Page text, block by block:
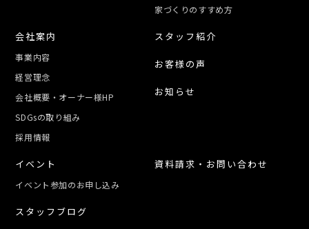
家づくりのすすめ方
会社案内
事業内容
経営理念
会社概要・オーナー様HP
SDGsの取り組み
採用情報
スタッフ紹介
お客様の声
お知らせ
イベント
イベント参加のお申し込み
スタッフブログ
資料請求・お問い合わせ